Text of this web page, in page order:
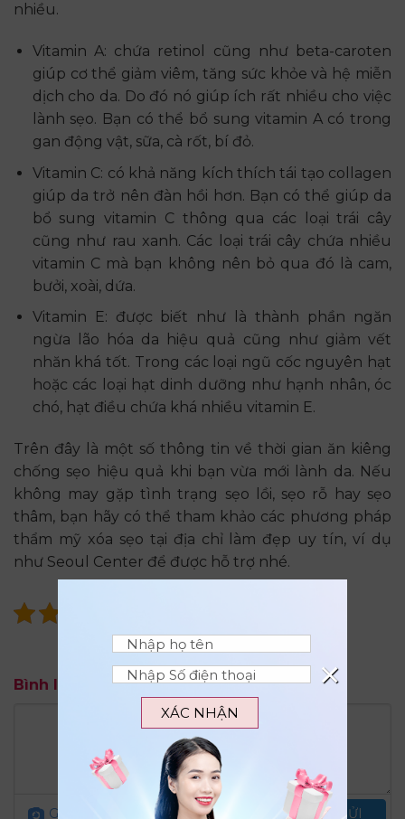
nhiều.
Vitamin A: chứa retinol cũng như beta-caroten
giúp cơ thể giảm viêm, tăng sức khỏe và hệ miễn
dịch cho da. Do đó nó giúp ích rất nhiều cho việc
lành sẹo. Bạn có thể bổ sung vitamin A có trong
gan động vật, sữa, cà rốt, bí đỏ.
Vitamin C: có khả năng kích thích tái tạo collagen
giúp da trở nên đàn hồi hơn. Bạn có thể giúp da
bổ sung vitamin C thông qua các loại trái cây
cũng như rau xanh. Các loại trái cây chứa nhiều
vitamin C mà bạn không nên bỏ qua đó là cam,
bưởi, xoài, dứa.
Vitamin E: được biết như là thành phần ngăn
ngừa lão hóa da hiệu quả cũng như giảm vết
nhăn khá tốt. Trong các loại ngũ cốc nguyên hạt
hoặc các loại hạt dinh dưỡng như hạnh nhân, óc
chó, hạt điều chứa khá nhiều vitamin E.
Trên đây là một số thông tin về thời gian ăn kiêng
chống sẹo hiệu quả khi bạn vừa mới lành da. Nếu
không may gặp tình trạng sẹo lồi, sẹo rỗ hay sẹo
thâm, bạn hãy có thể tham khảo các phương pháp
thẩm mỹ xóa sẹo tại địa chỉ làm đẹp uy tín, ví dụ
như Seoul Center để được hỗ trợ nhé.
Bình luận
Gửi ảnh Quy định đăng bình luận GỬI
XÁC NHẬN
×